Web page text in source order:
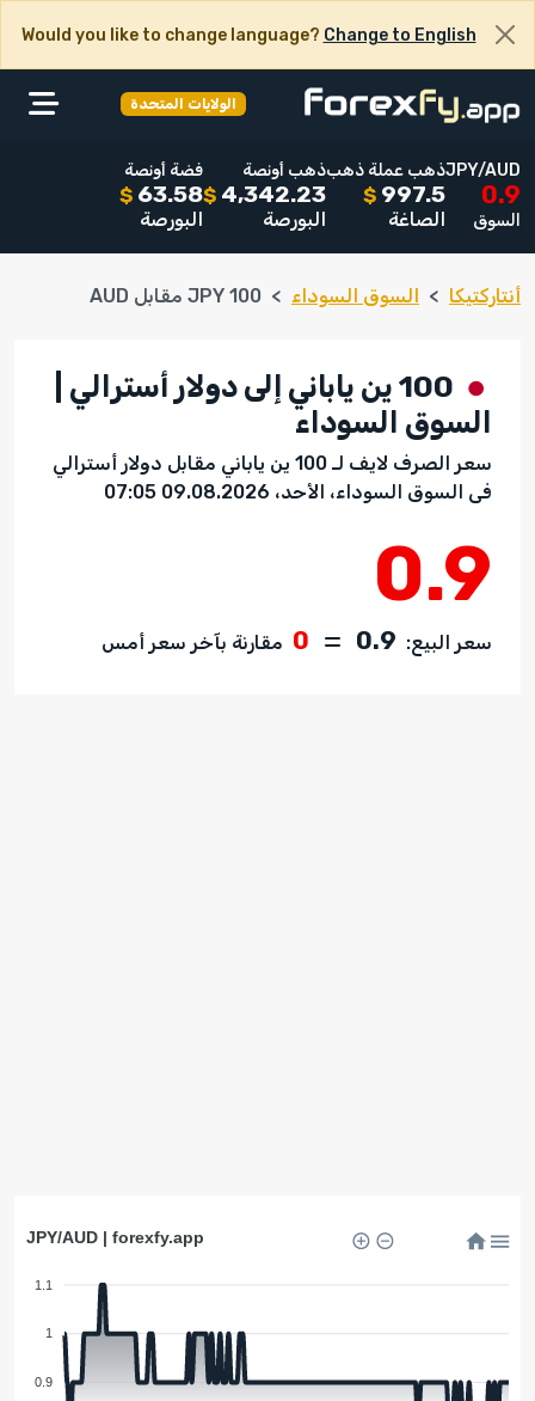
Would you like to change language? Change to English
الولايات المتحدة
JPY/AUD
0.9
السوق
ذهب عملة ذهب
997.5
$
الصاغة
ذهب أونصة
4,342.23
$
البورصة
فضة أونصة
63.58
$
البورصة
أنتاركتيكا السوق السوداء 100 JPY مقابل AUD
100 ين ياباني إلى دولار أسترالي |
السوق السوداء
سعر الصرف لايف لـ 100 ين ياباني مقابل دولار أسترالي
فى السوق السوداء، الأحد، 09.08.2026 07:05
0.9
سعر البيع: 0.9
0 مقارنة بآخر سعر أمس
JPY/AUD | forexfy.app
1.1
1
0.9